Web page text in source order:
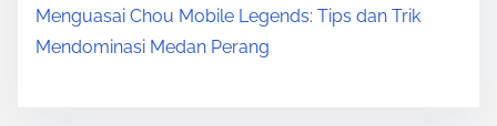
Menguasai Chou Mobile Legends: Tips dan Trik
Mendominasi Medan Perang